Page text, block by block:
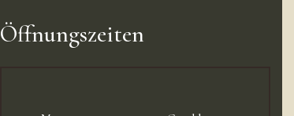
Öffnungszeiten